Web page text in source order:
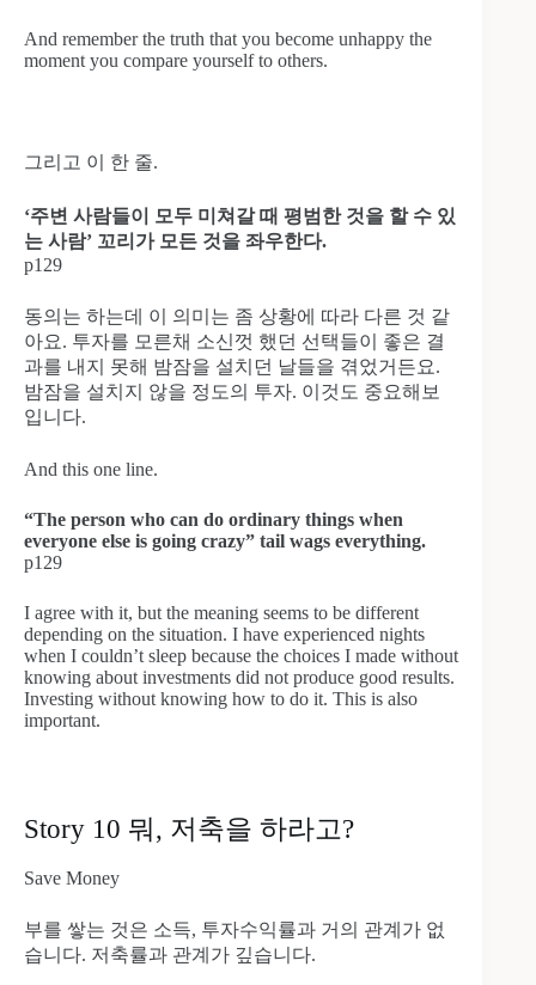
And remember the truth that you become unhappy the
moment you compare yourself to others.
그리고 이 한 줄.
‘주변 사람들이 모두 미쳐갈 때 평범한 것을 할 수 있
는 사람’ 꼬리가 모든 것을 좌우한다.
p129
동의는 하는데 이 의미는 좀 상황에 따라 다른 것 같
아요. 투자를 모른채 소신껏 했던 선택들이 좋은 결
과를 내지 못해 밤잠을 설치던 날들을 겪었거든요.
밤잠을 설치지 않을 정도의 투자. 이것도 중요해보
입니다.
And this one line.
“The person who can do ordinary things when
everyone else is going crazy” tail wags everything.
p129
I agree with it, but the meaning seems to be different
depending on the situation. I have experienced nights
when I couldn’t sleep because the choices I made without
knowing about investments did not produce good results.
Investing without knowing how to do it. This is also
important.
Story 10 뭐, 저축을 하라고?
Save Money
부를 쌓는 것은 소득, 투자수익률과 거의 관계가 없
습니다. 저축률과 관계가 깊습니다.